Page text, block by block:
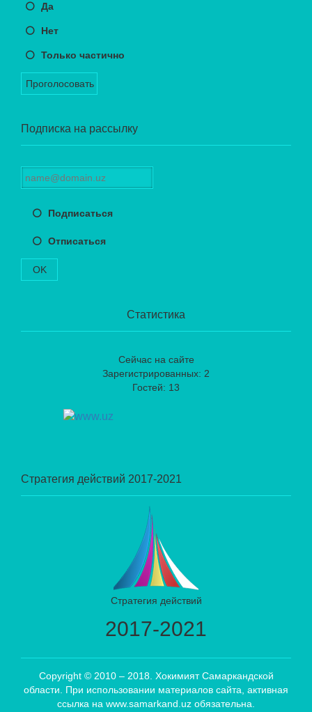
Да
Нет
Только частично
Проголосовать
Подписка на рассылку
Подписаться
Отписаться
OK
Статистика
Сейчас на сайте
Зарегистрированных: 2
Гостей: 13
Стратегия действий 2017-2021
Стратегия действий
2017-2021
Copyright © 2010 – 2018. Хокимият Самаркандской
области. При использовании материалов сайта, активная
ссылка на www.samarkand.uz обязательна.